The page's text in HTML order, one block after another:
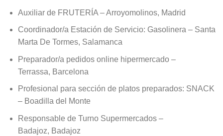
Auxiliar de FRUTERÍA – Arroyomolinos, Madrid
Coordinador/a Estación de Servicio: Gasolinera – Santa
Marta De Tormes, Salamanca
Preparador/a pedidos online hipermercado –
Terrassa, Barcelona
Profesional para sección de platos preparados: SNACK
– Boadilla del Monte
Responsable de Turno Supermercados –
Badajoz, Badajoz